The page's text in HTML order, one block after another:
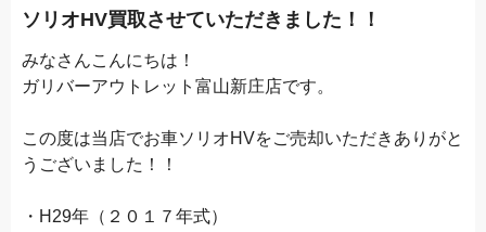
ソリオHV買取させていただきました！！
みなさんこんにちは！
ガリバーアウトレット富山新庄店です。
この度は当店でお車ソリオHVをご売却いただきありがと
うございました！！
・H29年（２０１７年式）